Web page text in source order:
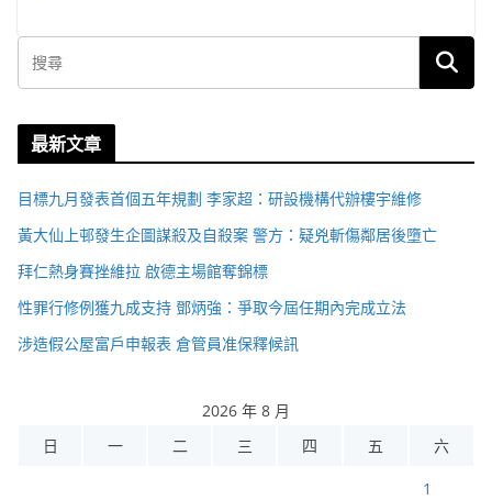
最新文章
目標九月發表首個五年規劃 李家超：研設機構代辦樓宇維修
黃大仙上邨發生企圖謀殺及自殺案 警方：疑兇斬傷鄰居後墮亡
拜仁熱身賽挫維拉 啟德主場館奪錦標
性罪行修例獲九成支持 鄧炳強：爭取今屆任期內完成立法
涉造假公屋富戶申報表 倉管員准保釋候訊
2026 年 8 月
日
一 二 三 四 五 六
1